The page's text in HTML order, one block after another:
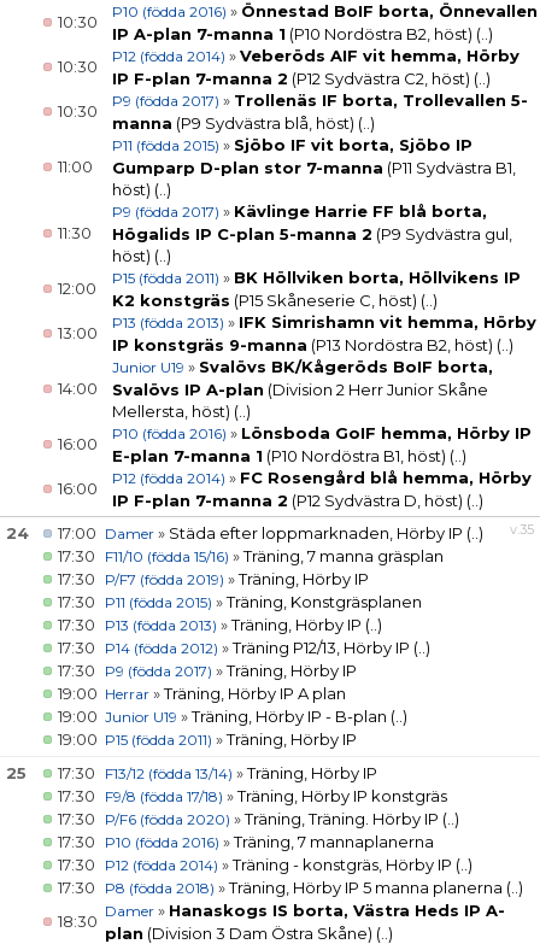
10:30
P10 (födda 2016) » Önnestad BoIF borta, Önnevallen
IP A-plan 7-manna 1 (P10 Nordöstra B2, höst) (..)
10:30
P12 (födda 2014) »Veberöds AIF vit hemma, Hörby
IP F-plan 7-manna 2 (P12 Sydvästra C2, höst) (..)
10:30
P9 (födda 2017) » Trollenäs IF borta, Trollevallen 5-
manna (P9 Sydvästra blå, höst) (..)
11:00
P11 (födda 2015) » Sjöbo IF vit borta, Sjöbo IP
Gumparp D-plan stor 7-manna (P11 Sydvästra B1,
höst) (..)
11:30
P9 (födda 2017) » Kävlinge Harrie FF blå borta,
Högalids IP C-plan 5-manna 2 (P9 Sydvästra gul,
höst) (..)
12:00
P15 (födda 2011) » BK Höllviken borta, Höllvikens IP
K2 konstgräs (P15 Skåneserie C, höst) (..)
13:00
P13 (födda 2013) » IFK Simrishamn vit hemma, Hörby
IP konstgräs 9-manna (P13 Nordöstra B2, höst) (..)
14:00
Junior U19 » Svalövs BK/Kågeröds BoIF borta,
Svalövs IP A-plan (Division 2 Herr Junior Skåne
Mellersta, höst) (..)
16:00
P10 (födda 2016) » Lönsboda GoIF hemma, Hörby IP
E-plan 7-manna 1 (P10 Nordöstra B1, höst) (..)
16:00
P12 (födda 2014) » FC Rosengård blå hemma, Hörby
IP F-plan 7-manna 2 (P12 Sydvästra D, höst) (..)
v.35
24 17:00 Damer » Städa efter loppmarknaden, Hörby IP (..)
17:30
F11/10 (födda 15/16) »Träning, 7 manna gräsplan
17:30
P/F7 (födda 2019) »Träning, Hörby IP
17:30
P11 (födda 2015) »Träning, Konstgräsplanen
17:30
P13 (födda 2013) »Träning, Hörby IP (..)
17:30
P14 (födda 2012) »Träning P12/13, Hörby IP (..)
17:30
P9 (födda 2017) »Träning, Hörby IP
19:00 Herrar »Träning, Hörby IP A plan
19:00 Junior U19 »Träning, Hörby IP - B-plan (..)
19:00 P15 (födda 2011) »Träning, Hörby IP
25
17:30 F13/12 (födda 13/14) »Träning, Hörby IP
17:30
F9/8 (födda 17/18) »Träning, Hörby IP konstgräs
17:30
P/F6 (födda 2020) »Träning, Träning. Hörby IP (..)
17:30
P10 (födda 2016) »Träning, 7 mannaplanerna
17:30
P12 (födda 2014) »Träning - konstgräs, Hörby IP (..)
17:30
P8 (födda 2018) »Träning, Hörby IP 5 manna planerna (..)
18:30
Damer » Hanaskogs IS borta, Västra Heds IP A-
plan (Division 3 Dam Östra Skåne) (..)